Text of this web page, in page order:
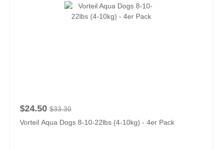
$24.50 $33.30
Vorteil Aqua Dogs 8-10-22lbs (4-10kg) - 4er Pack